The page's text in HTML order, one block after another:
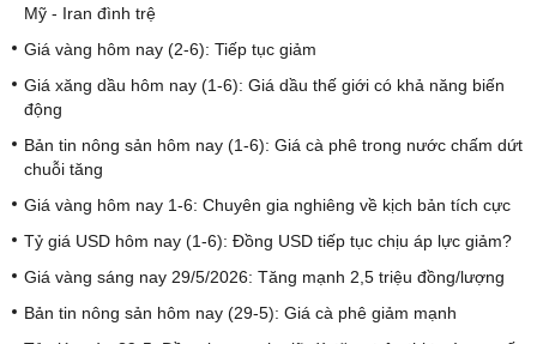
Mỹ - Iran đình trệ
Giá vàng hôm nay (2-6): Tiếp tục giảm
Giá xăng dầu hôm nay (1-6): Giá dầu thế giới có khả năng biến
động
Bản tin nông sản hôm nay (1-6): Giá cà phê trong nước chấm dứt
chuỗi tăng
Giá vàng hôm nay 1-6: Chuyên gia nghiêng về kịch bản tích cực
Tỷ giá USD hôm nay (1-6): Đồng USD tiếp tục chịu áp lực giảm?
Giá vàng sáng nay 29/5/2026: Tăng mạnh 2,5 triệu đồng/lượng
Bản tin nông sản hôm nay (29-5): Giá cà phê giảm mạnh